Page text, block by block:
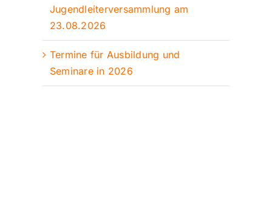
Jugendleiterversammlung am
23.08.2026
Termine für Ausbildung und
Seminare in 2026